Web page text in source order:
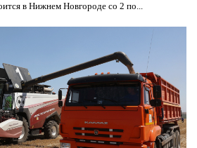
в Нижнем Новгороде со 2 по...